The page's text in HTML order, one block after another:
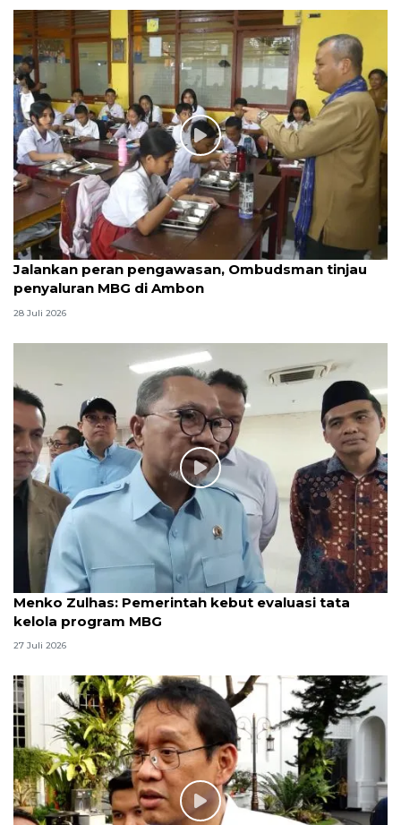
Jalankan peran pengawasan, Ombudsman tinjau
penyaluran MBG di Ambon
28 Juli 2026
Menko Zulhas: Pemerintah kebut evaluasi tata
kelola program MBG
27 Juli 2026